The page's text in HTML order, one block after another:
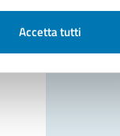
Accetta tutti